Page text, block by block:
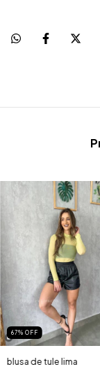
67% OFF
blusa de tule lima